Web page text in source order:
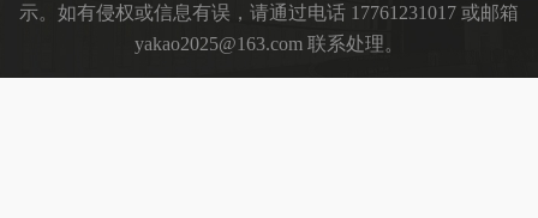
示。如有侵权或信息有误，请通过电话 17761231017 或邮箱
yakao2025@163.com 联系处理。